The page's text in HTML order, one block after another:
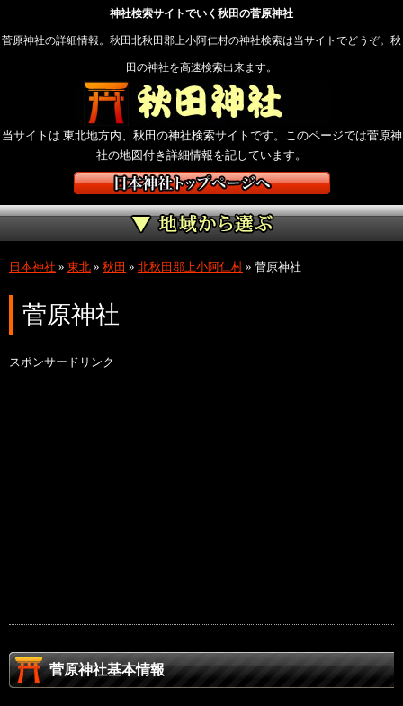
神社検索サイトでいく秋田の菅原神社
菅原神社の詳細情報。秋田北秋田郡上小阿仁村の神社検索は当サイトでどうぞ。秋
田の神社を高速検索出来ます。
当サイトは 東北地方内、秋田の神社検索サイトです。このページでは菅原神
社の地図付き詳細情報を記しています。
日本神社 » 東北 » 秋田 » 北秋田郡上小阿仁村 » 菅原神社
菅原神社
スポンサードリンク
菅原神社基本情報